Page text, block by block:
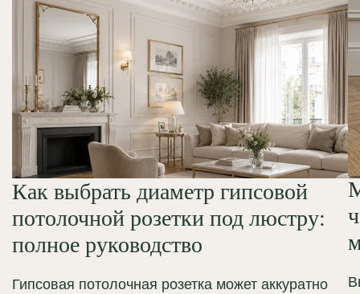
Как выбрать диаметр гипсовой
потолочной розетки под люстру:
полное руководство
Гипсовая потолочная розетка может аккуратно